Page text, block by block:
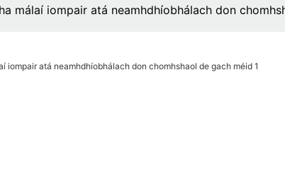
málaí iompair atá neamhdhíobhálach don